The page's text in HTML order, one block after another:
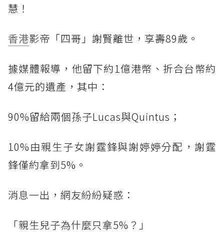
慧！
香港影帝「四哥」謝賢離世，享壽89歲。
據媒體報導，他留下約1億港幣、折合台幣約
4億元的遺產，其中：
90%留給兩個孫子Lucas與Quintus；
10%由親生子女謝霆鋒與謝婷婷分配，謝霆
鋒僅約拿到5%。
消息一出，網友紛紛疑惑：
「親生兒子為什麼只拿5%？」